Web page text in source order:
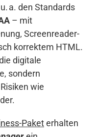
a. den Standards
– mit
Screenreader-
korrektem HTML.
digitale
sondern
wie
Paketerhalten